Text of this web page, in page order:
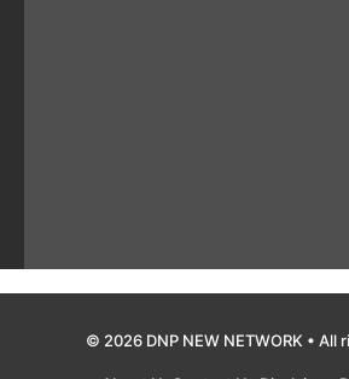
© 2026 DNP NEW NETWORK • All